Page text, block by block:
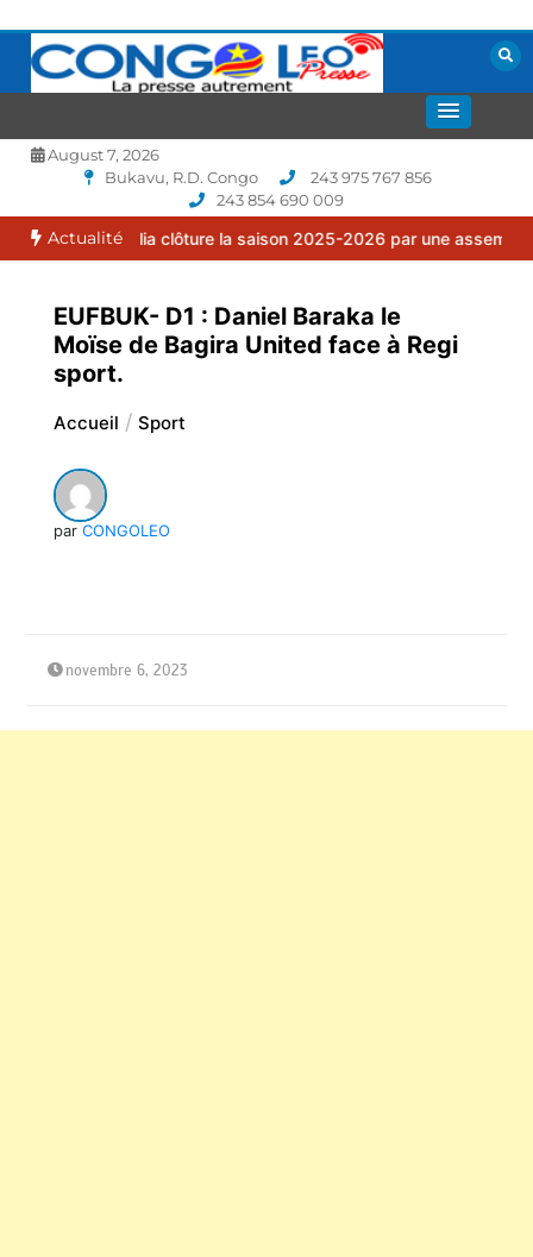
contenu
CONGOLEO
August 7, 2026
Bukavu, R.D. Congo
243 975 767 856
243 854 690 009
Actualité
Familia clôture la saison 2025-2026 par une assemblée générale
EUFBUK- D1 : Daniel Baraka le
Moïse de Bagira United face à Regi
sport.
Accueil Sport
par CONGOLEO
novembre 6, 2023